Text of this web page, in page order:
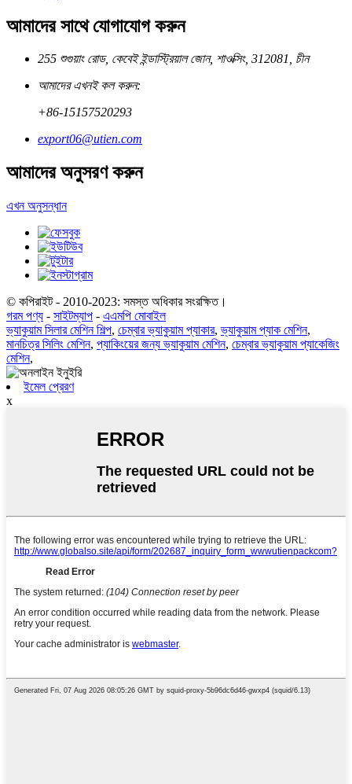
আমাদের সাথে যোগাযোগ করুন
255 শুগুয়াং রোড, কেবেই ইন্ডাস্ট্রিয়াল জোন, শাওক্সিং, 312081, চীন
আমাদের এখনই কল করুন:
+86-15157520293
export06@utien.com
আমাদের অনুসরণ করুন
এখন অনুসন্ধান
© কপিরাইট - 2010-2023: সমস্ত অধিকার সংরক্ষিত।
গরম পণ্য - সাইটম্যাপ - এএমপি মোবাইল
ভ্যাকুয়াম সিলার মেশিন শিল্প, চেম্বার ভ্যাকুয়াম প্যাকার,ভ্যাকুয়াম প্যাক মেশিন,
মানচিত্র সিলিং মেশিন, প্যাকিংয়ের জন্য ভ্যাকুয়াম মেশিন, চেম্বার ভ্যাকুয়াম প্যাকেজিং
মেশিন,
ইমেল প্রেরণ
x